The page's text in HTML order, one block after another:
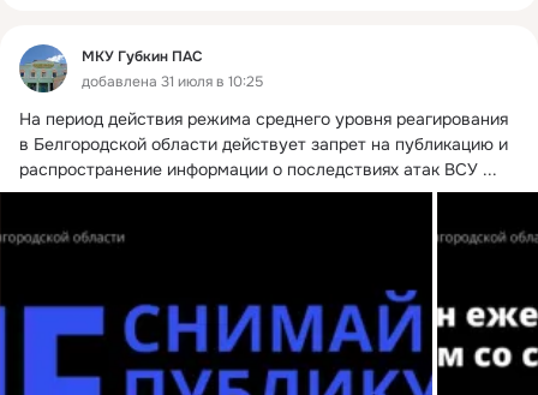
МКУ Губкин ПАС
добавлена 31 июля в 10:25
На период действия режима среднего уровня реагирования
в Белгородской области действует запрет на публикацию и
распространение информации о последствиях атак ВСУ ...